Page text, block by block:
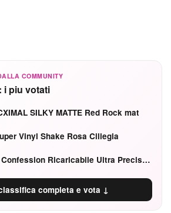
COMMUNITY
i piu votati
SILKY MATTE Red Rock mat
Vinyl Shake Rosa Ciliegia
Hourglass Confession Ricaricabile Ultra Preciso Ad Alta Intensità Secretly Classic Red
completa e vota ↓